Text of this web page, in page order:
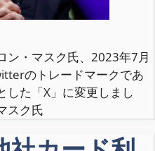
ン・マスク氏、2023年7月
のトレードマークであ
した「X」に変更しまし
スク氏